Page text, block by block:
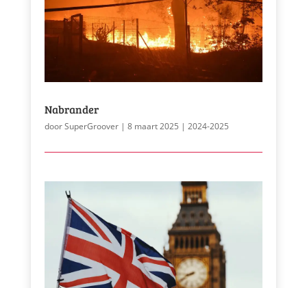
Nabrander
doorSuperGroover| 8 maart 2025 | 2024-2025